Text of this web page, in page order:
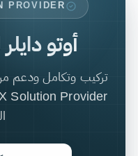
PROVIDER
أوتو